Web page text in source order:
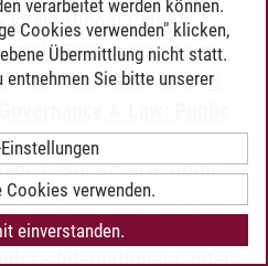
International Center:
Sprachenzentrum;
als Fremdsprache B1.1
& Law: Public
-International Center:
Sprachenzentrum;
als Fremdsprache B1.1
& Law: Public
-International Center:
verarbeitet werden können.
Cookies verwenden" klicken,
Übermittlung nicht statt.
Sie bitte unserer
Cookies verwenden.
einverstanden.